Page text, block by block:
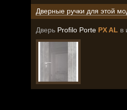
Дверные ручки для этой
Дверь Profilo Porte PX AL в